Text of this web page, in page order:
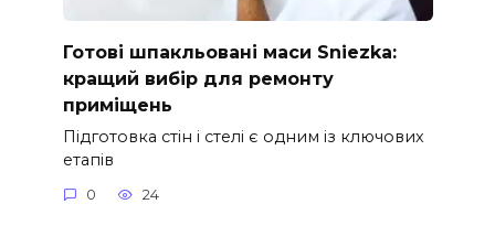
Готові шпакльовані маси Sniezka:
кращий вибір для ремонту
приміщень
Підготовка стін і стелі є одним із ключових
етапів
0 24